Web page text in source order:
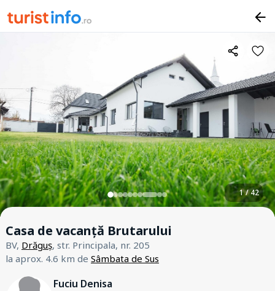
1 / 42
Casa de vacanță Brutarului
BV, Drăguș, str. Principala, nr. 205
la aprox. 4.6 km de Sâmbata de Sus
Fuciu Denisa